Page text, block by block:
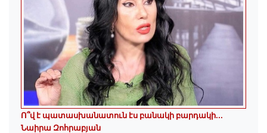
Ո՞վ է պատասխանատուն էս բանակի բարդակի․․․
Նաիրա Զոհրաբյան